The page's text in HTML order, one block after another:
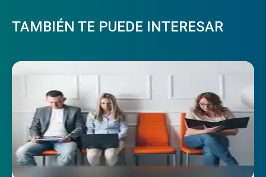
TAMBIÉN TE PUEDE INTERESAR